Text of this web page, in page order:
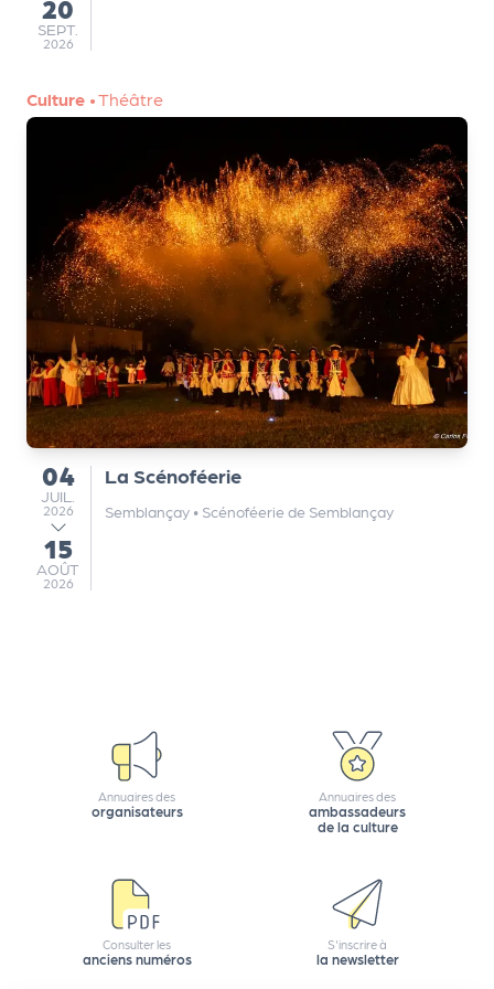
au
20
SEPTEMBRE
SEPT.
2026
Culture •Théâtre
du
04
JUILLET
JUIL.
2026
au
15
AOÛT
AOÛT
2026
La Scénoféerie
Semblançay • Scénoféerie de Semblançay
Annuaires des
organisateurs
Annuaires des
ambassadeurs
de la culture
Consulter les
anciens numéros
S'inscrire à
la newsletter
e
tt
r